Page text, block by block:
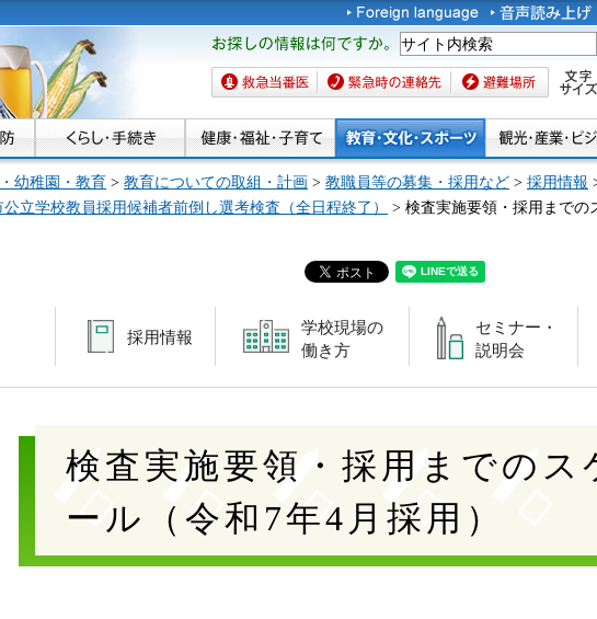
お探しの情報は何です
か。
救急当番医 緊急時の連絡先 避難場所
幼稚園・教育 > 教育についての取組・計画 > 教職員等の募集・採用など > 採用情報
立学校教員採用候補者前倒し選考検査（全日程終了）
> 検査実施要領・採用までの
採用情報
学校現場の
働き方
セミナー・
説明会
検査実施要領・採用までのス
ール（令和7年4月採用）